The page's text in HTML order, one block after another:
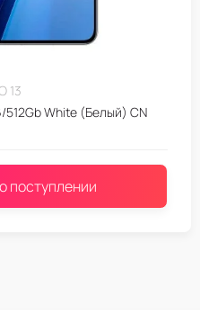
13
512Gb White (Белый) CN
поступлении